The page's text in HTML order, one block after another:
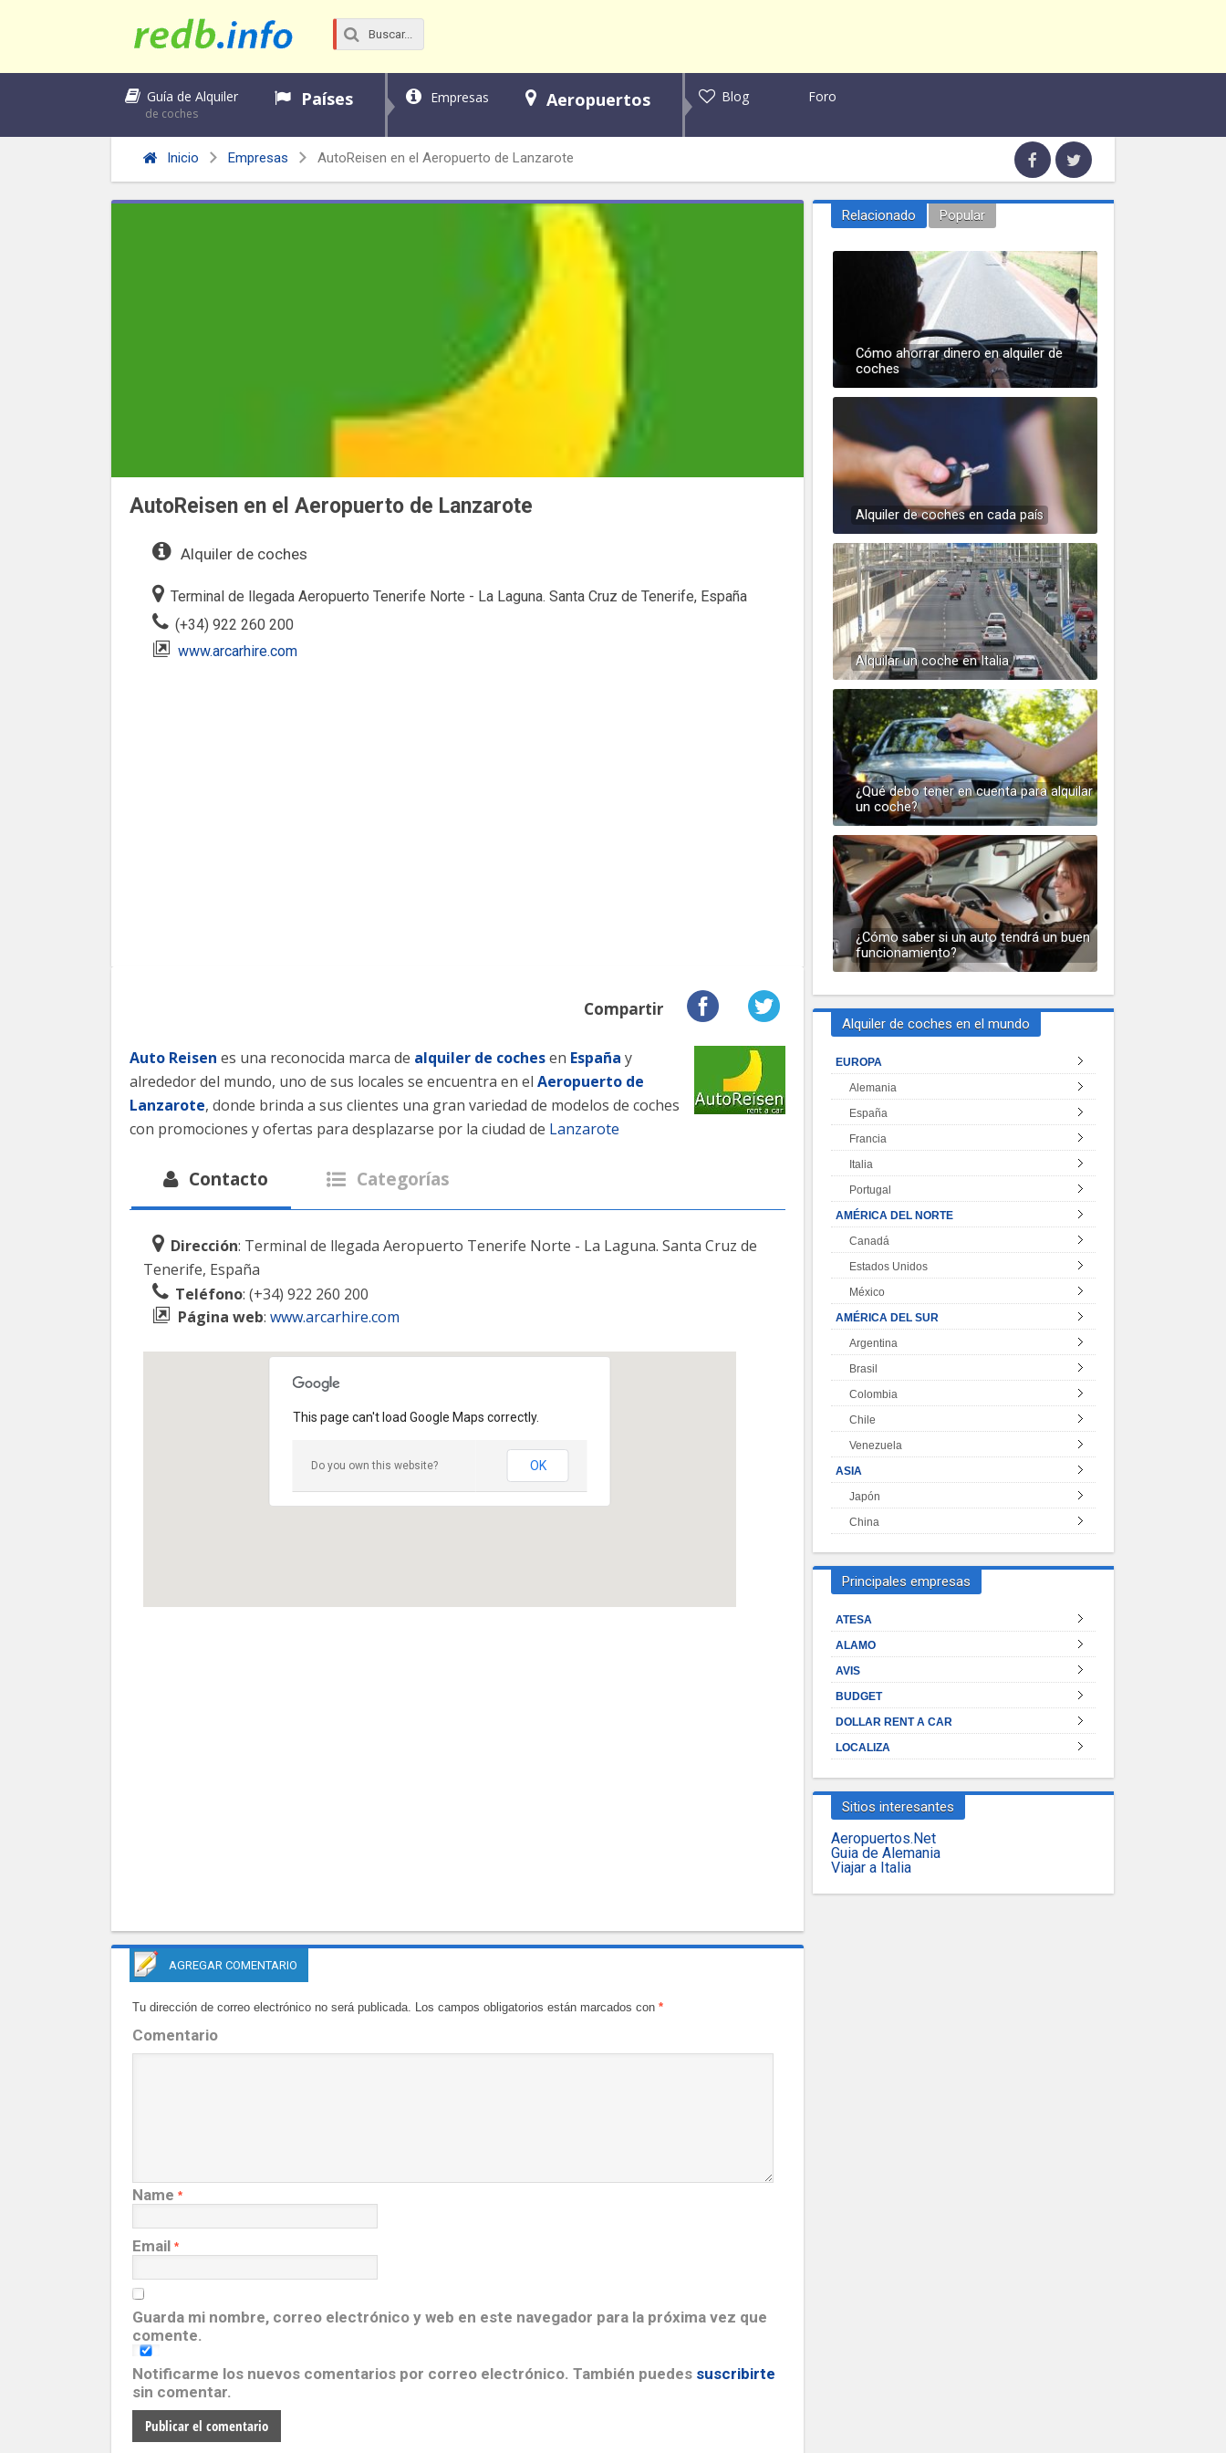
Guía de Alquiler
de coches
Países Empresas Aeropuertos Blog Foro
Inicio Empresas AutoReisen en el Aeropuerto de Lanzarote
AutoReisen en el Aeropuerto de Lanzarote
Alquiler de coches
Terminal de llegada Aeropuerto Tenerife Norte - La Laguna. Santa Cruz de Tenerife, España
(+34) 922 260 200
www.arcarhire.com
Compartir
Auto Reisen es una reconocida marca de alquiler de cochesen España y
alrededor del mundo, uno de sus locales se encuentra en el Aeropuerto de
Lanzarote, donde brinda a sus clientes una gran variedad de modelos de coches
con promociones y ofertas para desplazarse por la ciudad de Lanzarote
Contacto Categorías
Dirección: Terminal de llegada Aeropuerto Tenerife Norte - La Laguna. Santa Cruz de
Tenerife, España
Teléfono: (+34) 922 260 200
Página web: www.arcarhire.com
This page can't load Google Maps correctly.
Do you own this website? OK
AGREGAR COMENTARIO
Tu dirección de correo electrónico no será publicada. Los campos obligatorios están marcados con *
Comentario
Name *
Email *
Guarda mi nombre, correo electrónico y web en este navegador para la próxima vez que
comente.
Notificarme los nuevos comentarios por correo electrónico. También puedes suscribirte
sin comentar.
Relacionado Popular
Cómo ahorrar dinero en alquiler de
coches
Alquiler de coches en cada país
Alquilar un coche en Italia
¿Qué debo tener en cuenta para alquilar
un coche?
¿Cómo saber si un auto tendrá un buen
funcionamiento?
Alquiler de coches en el mundo
EUROPA
Alemania
España
Francia
Italia
Portugal
AMÉRICA DEL NORTE
Canadá
Estados Unidos
México
AMÉRICA DEL SUR
Argentina
Brasil
Colombia
Chile
Venezuela
ASIA
Japón
China
Principales empresas
ATESA
ALAMO
AVIS
BUDGET
DOLLAR RENT A CAR
LOCALIZA
Sitios interesantes
Aeropuertos.Net
Guia de Alemania
Viajar a Italia